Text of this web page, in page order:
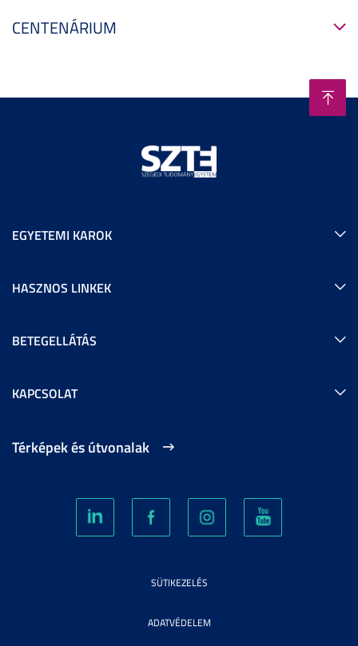
CENTENÁRIUM
EGYETEMI KAROK
HASZNOS LINKEK
BETEGELLÁTÁS
KAPCSOLAT
Térképek és útvonalak
SÜTIKEZELÉS
ADATVÉDELEM